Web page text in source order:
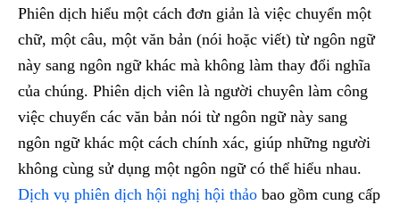
Phiên dịch hiểu một cách đơn giản là việc chuyển một
chữ, một câu, một văn bản (nói hoặc viết) từ ngôn ngữ
này sang ngôn ngữ khác mà không làm thay đổi nghĩa
của chúng. Phiên dịch viên là người chuyên làm công
việc chuyển các văn bản nói từ ngôn ngữ này sang
ngôn ngữ khác một cách chính xác, giúp những người
không cùng sử dụng một ngôn ngữ có thể hiểu nhau.
Dịch vụ phiên dịch hội nghị hội thảo bao gồm cung cấp